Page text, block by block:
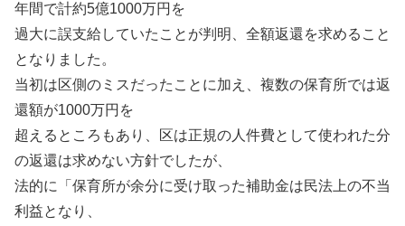
年間で計約5億1000万円を
過大に誤支給していたことが判明、全額返還を求めること
となりました。
当初は区側のミスだったことに加え、複数の保育所では返
還額が1000万円を
超えるところもあり、区は正規の人件費として使われた分
の返還は求めない方針でしたが、
法的に「保育所が余分に受け取った補助金は民法上の不当
利益となり、